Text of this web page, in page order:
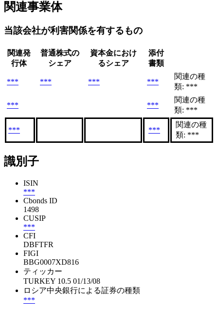
関連事業体
当該会社が利害関係を有するもの
関連発
行体
普通株式の
シェア
資本金におけ
るシェア
添付
書類
*** *** *** ***
関連の種
類: ***
*** ***
関連の種
類: ***
*** ***
関連の種
類: ***
識別子
ISIN
***
Cbonds ID
1498
CUSIP
***
CFI
DBFTFR
FIGI
BBG0007XD816
ティッカー
TURKEY 10.5 01/13/08
ロシア中央銀行による証券の種類
***